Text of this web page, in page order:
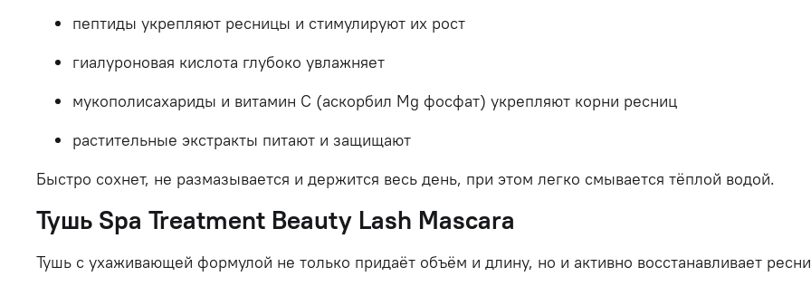
пептиды укрепляют ресницы и стимулируют их рост
гиалуроновая кислота глубоко увлажняет
мукополисахариды и витамин С (аскорбил Mg фосфат) укрепляют корни ресниц
растительные экстракты питают и защищают
Быстро сохнет, не размазывается и держится весь день, при этом легко смывается тёплой водой.
Тушь Spa Treatment Beauty Lash Mascara
Тушь с ухаживающей формулой не только придаёт объём и длину, но и активно восстанавливает